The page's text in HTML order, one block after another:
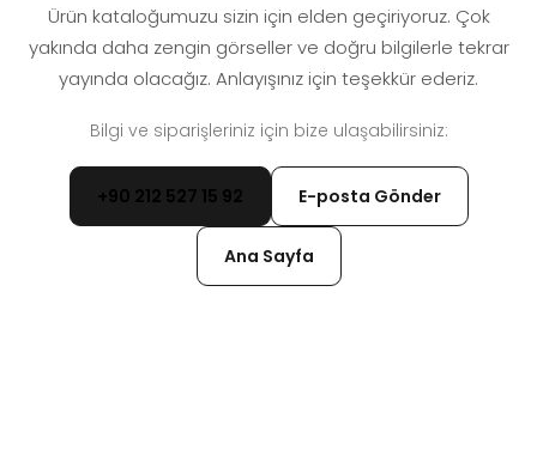
Ürün kataloğumuzu sizin için elden geçiriyoruz. Çok
yakında daha zengin görseller ve doğru bilgilerle tekrar
yayında olacağız. Anlayışınız için teşekkür ederiz.
Bilgi ve siparişleriniz için bize ulaşabilirsiniz:
+90 212 527 15 92 E-posta Gönder
Ana Sayfa